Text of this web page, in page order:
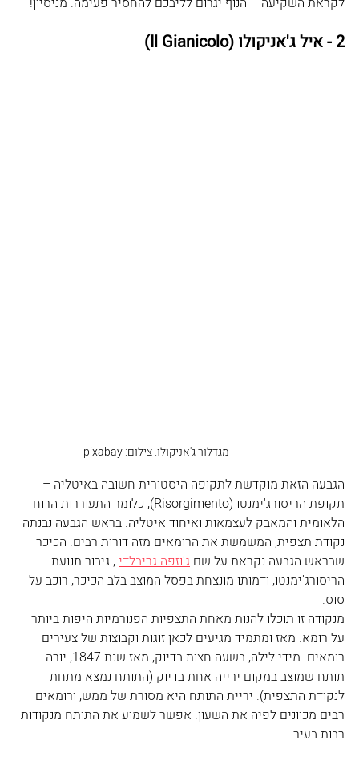
2 - איל ג'אניקולו (Il Gianicolo)
מגדלור ג'אניקולו. צילום: pixabay
הגבעה הזאת מוקדשת לתקופה היסטורית חשובה באיטליה –
תקופת הריסורג'ימנטו (Risorgimento), כלומר התעוררות הרוח
הלאומית והמאבק לעצמאות ואיחוד איטליה. בראש הגבעה נבנתה
נקודת תצפית, המשמשת את הרומאים מזה דורות רבים. הכיכר
שבראש הגבעה נקראת על שם ג'וזפה גריבלדי , גיבור תנועת
הריסורג'ימנטו, ודמותו מונצחת בפסל המוצב בלב הכיכר, רוכב על
סוס.
מנקודה זו תוכלו להנות מאחת התצפיות הפנורמיות היפות ביותר
על רומא. מאז ומתמיד מגיעים לכאן זוגות וקבוצות של צעירים
רומאים. מידי לילה, בשעה חצות בדיוק, מאז שנת 1847, יורה
תותח שמוצב במקום ירייה אחת בדיוק (התותח נמצא מתחת
לנקודת התצפית). יריית התותח היא מסורת של ממש, ורומאים
רבים מכוונים לפיה את השעון. אפשר לשמוע את התותח מנקודות
רבות בעיר.